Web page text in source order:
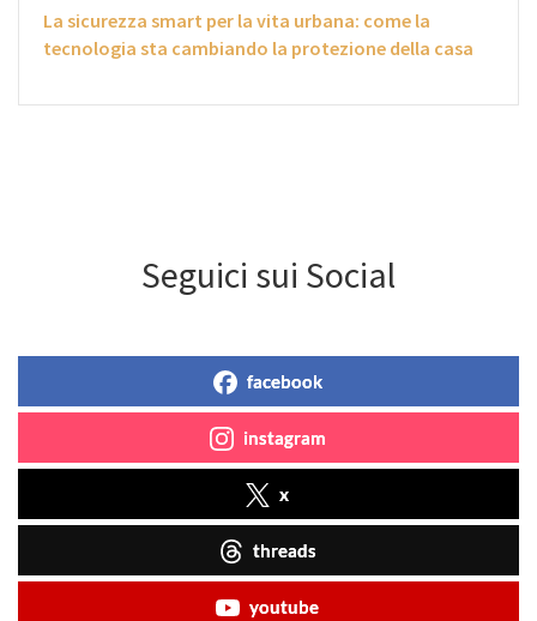
La sicurezza smart per la vita urbana: come la
tecnologia sta cambiando la protezione della casa
Seguici sui Social
facebook
instagram
x
threads
youtube